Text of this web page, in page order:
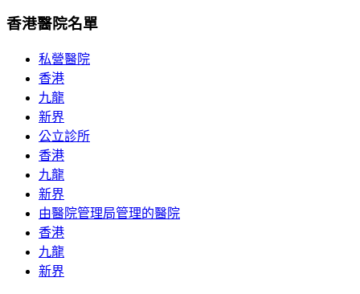
香港醫院名單
私營醫院
香港
九龍
新界
公立診所
香港
九龍
新界
由醫院管理局管理的醫院
香港
九龍
新界